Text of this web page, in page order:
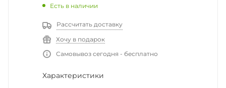
Есть в наличии
Рассчитать доставку
Хочу в подарок
Самовывоз сегодня - бесплатно
Характеристики